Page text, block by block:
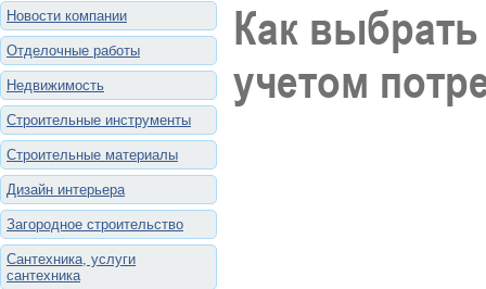
Новости компании
Отделочные работы
Недвижимость
Строительные инструменты
Строительные материалы
Дизайн интерьера
Загородное строительство
Сантехника, услуги
сантехника
Как
учетом